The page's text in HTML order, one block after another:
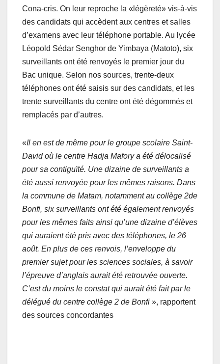
Cona-cris. On leur reproche la «légèreté» vis-à-vis
des candidats qui accèdent aux centres et salles
d’examens avec leur téléphone portable. Au lycée
Léopold Sédar Senghor de Yimbaya (Matoto), six
surveillants ont été renvoyés le premier jour du
Bac unique. Selon nos sources, trente-deux
téléphones ont été saisis sur des candidats, et les
trente surveillants du centre ont été dégommés et
remplacés par d’autres.
«Il en est de même pour le groupe scolaire Saint-
David où le centre Hadja Mafory a été délocalisé
pour sa contiguïté. Une dizaine de surveillants a
été aussi renvoyée pour les mêmes raisons. Dans
la commune de Matam, notamment au collège 2de
Bonfi, six surveillants ont été également renvoyés
pour les mêmes faits ainsi qu’une dizaine d’élèves
qui auraient été pris avec des téléphones, le 26
août. En plus de ces renvois, l’enveloppe du
premier sujet pour les sciences sociales, à savoir
l’épreuve d’anglais aurait été retrouvée ouverte.
C’est du moins le constat qui aurait été fait par le
délégué du centre collège 2 de Bonfi », rapportent
des sources concordantes